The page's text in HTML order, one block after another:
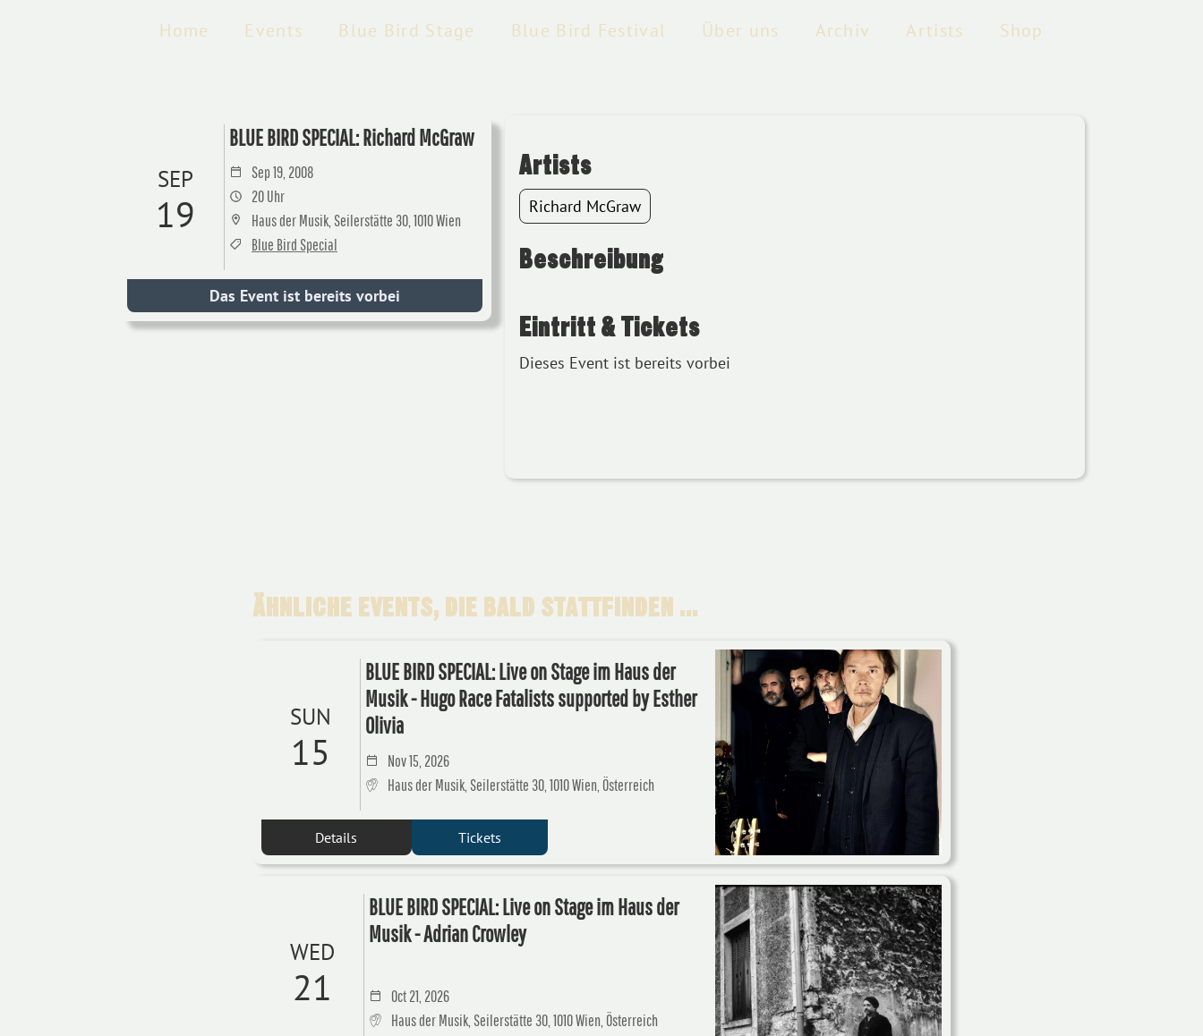
Home Events Blue Bird Stage Blue Bird Festival Über uns Archiv Artists Shop
SEP
19
BLUE BIRD SPECIAL: Richard McGraw
Sep 19, 2008
20 Uhr
Haus der Musik, Seilerstätte 30, 1010 Wien
Blue Bird Special
Das Event ist bereits vorbei
Artists
Richard McGraw
Beschreibung
Eintritt & Tickets
Dieses Event ist bereits vorbei
ÄHNLICHE EVENTS, DIE BALD STATTFINDEN ...
SUN
15
BLUE BIRD SPECIAL: Live on Stage im Haus der
Musik - Hugo Race Fatalists supported by Esther
Olivia
Nov 15, 2026
Haus der Musik, Seilerstätte 30, 1010 Wien, Österreich
Details Tickets
WED
21
BLUE BIRD SPECIAL: Live on Stage im Haus der
Musik - Adrian Crowley
Oct 21, 2026
Haus der Musik, Seilerstätte 30, 1010 Wien, Österreich